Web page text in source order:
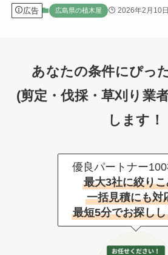
広告 広島県の植木屋 2026年2月10日
あなたの条件にぴっ
(剪定・伐採・草刈り業
します！
優良パートナー
最大3社に絞り
一括見積にも対
最短5分でお探し